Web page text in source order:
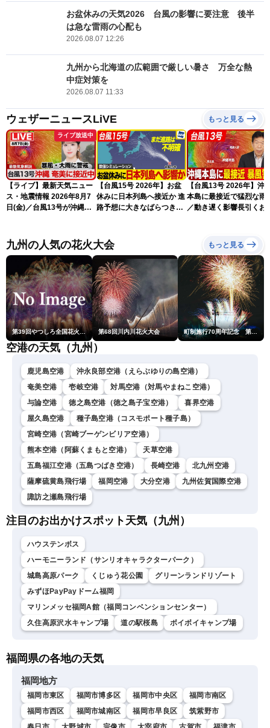
お盆休みの天気2026 台風の影響に要注意 後半
は急な雷雨の心配も
2026.08.07 12:26
九州から北海道の広範囲で厳しい暑さ 万全な熱
中症対策を
2026.08.07 11:33
ウェザーニュースLiVE もっと見る
ライブ放送中
【ライブ】最新天気ニュー
ス・地震情報 2026年8月7
日(金)／台風13号が沖縄・
ュースLiVEアフタヌーン・
小林李衣奈／内藤邦裕〉
【台風15号 2026年】お盆
休みに日本列島へ接近か 進
路予想に大きなばらつき
【台風13号 2026年】沖
本島に最接近で猛烈な雨
／動き遅く影響長引くお
九州の人気の花火大会 もっと見る
第39回やつしろ全国花火競技大会 第68回川内川花火大会
空港の天気（九州）
鹿児島空港
沖永良部空港（えらぶゆりの島空港）
奄美空港
壱岐空港
対馬空港（対馬やまねこ空港）
与論空港
徳之島空港（徳之島子宝空港）
喜界空港
屋久島空港
種子島空港（コスモポート種子島）
宮崎空港（宮崎ブーゲンビリア空港）
熊本空港（阿蘇くまもと空港）
天草空港
五島福江空港（五島つばき空港）
長崎空港
北九州空港
薩摩硫黄島飛行場
福岡空港 大分空港
九州佐賀国際空港
諏訪之瀬島飛行場
注目のお出かけスポット天気（九州）
ハウステンボス
ハーモニーランド（サンリオキャラクターパーク）
城島高原パーク
くじゅう花公園
グリーンランドリゾート
みずほPayPayドーム福岡
マリンメッセ福岡A館（福岡コンベンションセンター）
久住高原沢水キャンプ場
道の駅桜島 ボイボイキャンプ場
福岡県の各地の天気
福岡地方
福岡市東区 福岡市博多区 福岡市中央区
福岡市南区
福岡市西区
福岡市城南区 福岡市早良区
筑紫野市